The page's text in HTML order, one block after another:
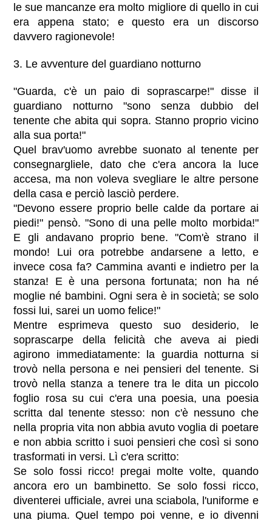
le sue mancanze era molto migliore di quello in cui
era appena stato; e questo era un discorso
davvero ragionevole!
3. Le avventure del guardiano notturno
"Guarda, c'è un paio di soprascarpe!" disse il
guardiano notturno "sono senza dubbio del
tenente che abita qui sopra. Stanno proprio vicino
alla sua porta!"
Quel brav'uomo avrebbe suonato al tenente per
consegnargliele, dato che c'era ancora la luce
accesa, ma non voleva svegliare le altre persone
della casa e perciò lasciò perdere.
"Devono essere proprio belle calde da portare ai
piedi!" pensò. "Sono di una pelle molto morbida!"
E gli andavano proprio bene. "Com'è strano il
mondo! Lui ora potrebbe andarsene a letto, e
invece cosa fa? Cammina avanti e indietro per la
stanza! E è una persona fortunata; non ha né
moglie né bambini. Ogni sera è in società; se solo
fossi lui, sarei un uomo felice!"
Mentre esprimeva questo suo desiderio, le
soprascarpe della felicità che aveva ai piedi
agirono immediatamente: la guardia notturna si
trovò nella persona e nei pensieri del tenente. Si
trovò nella stanza a tenere tra le dita un piccolo
foglio rosa su cui c'era una poesia, una poesia
scritta dal tenente stesso: non c'è nessuno che
nella propria vita non abbia avuto voglia di poetare
e non abbia scritto i suoi pensieri che così si sono
trasformati in versi. Lì c'era scritto:
Se solo fossi ricco! pregai molte volte, quando
ancora ero un bambinetto. Se solo fossi ricco,
diventerei ufficiale, avrei una sciabola, l'uniforme e
una piuma. Quel tempo poi venne, e io divenni